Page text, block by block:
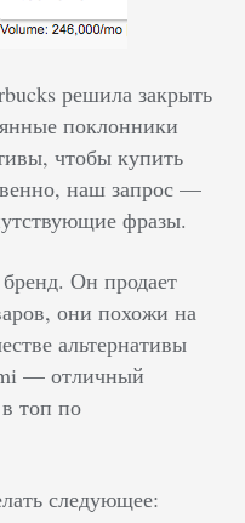
решила закрыть
поклонники
чтобы купить
наш запрос —
фразы.
Он продает
они похожи на
альтернативы
— отличный
топ по
следующее: